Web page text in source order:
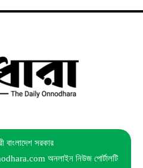
বাংলাদেশ সরকার
অনলাইন নিউজ পোর্টালটি